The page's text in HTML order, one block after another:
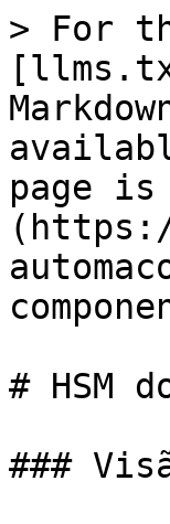
> For
page is
# HSM
###